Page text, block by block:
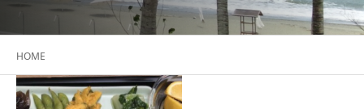
HOME